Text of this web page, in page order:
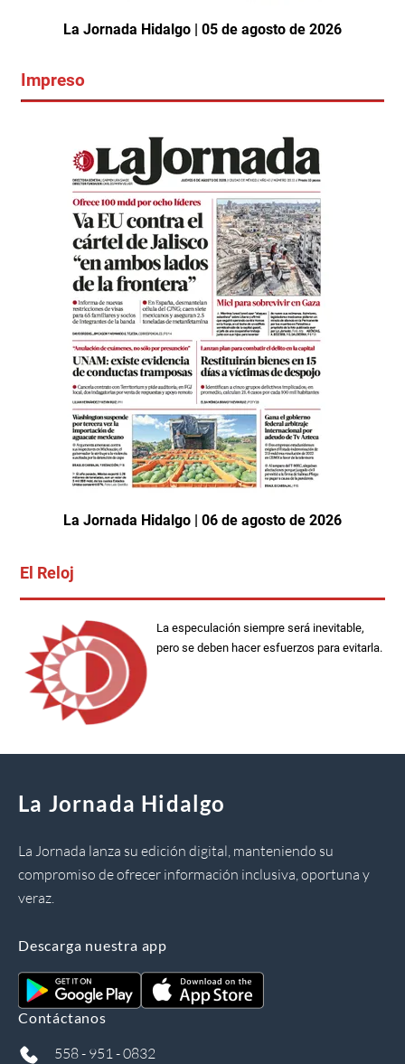
La Jornada Hidalgo | 05 de agosto de 2026
Impreso
La Jornada Hidalgo | 06 de agosto de 2026
El Reloj
La especulación siempre será inevitable,
pero se deben hacer esfuerzos para evitarla.
La Jornada Hidalgo
La Jornada lanza su edición digital, manteniendo su
compromiso de ofrecer información inclusiva, oportuna y
veraz.
Descarga nuestra app
Contáctanos
558 - 951 - 0832